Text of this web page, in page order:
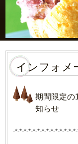
インフォメ
期間限定の
知らせ
-*-*-*-*-*-*-*-*-*-*-*-*-*-